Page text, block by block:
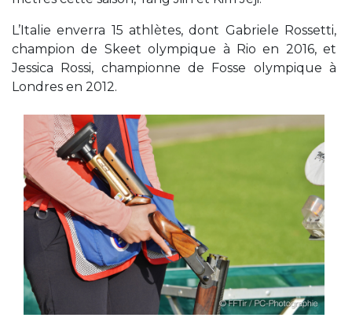
L’Italie enverra 15 athlètes, dont Gabriele Rossetti,
champion de Skeet olympique à Rio en 2016, et
Jessica Rossi, championne de Fosse olympique à
Londres en 2012.